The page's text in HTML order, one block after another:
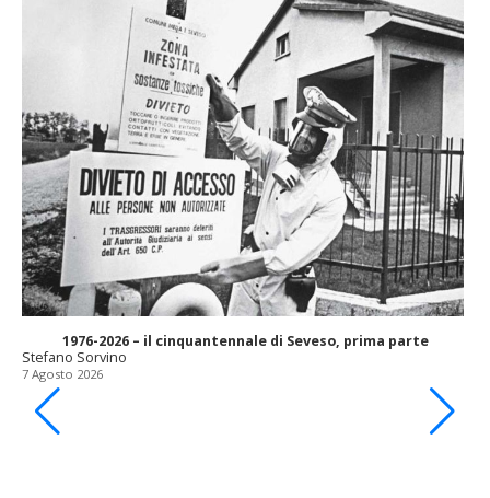
1976-2026 – il cinquantennale di Seveso, prima parte
Stefano Sorvino
7 Agosto 2026